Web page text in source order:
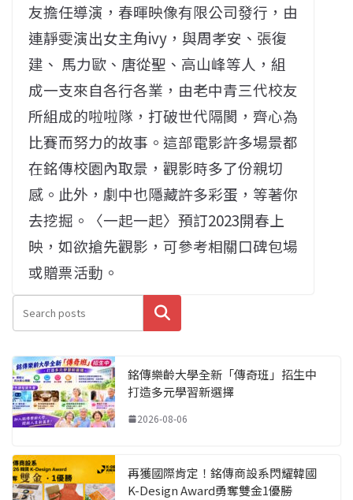
友擔任導演，春暉映像有限公司發行，由
連靜雯演出女主角ivy，與周孝安、張復
建、 馬力歐、唐從聖、高山峰等人，組
成一支來自各行各業，由老中青三代校友
所組成的啦啦隊，打破世代隔閡，齊心為
比賽而努力的故事。這部電影許多場景都
在銘傳校園內取景，觀影時多了份親切
感。此外，劇中也隱藏許多彩蛋，等著你
去挖掘。〈一起一起〉預訂2023開春上
映，如欲搶先觀影，可參考相關口碑包場
或贈票活動。
搜尋
銘傳樂齡大學全新「傳奇班」招生中
打造多元學習新選擇
2026-08-06
再獲國際肯定！銘傳商設系閃耀韓國
K-Design Award勇奪雙金1優勝